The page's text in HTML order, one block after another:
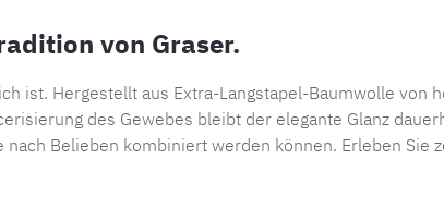
von Graser.
ist. Hergestellt aus Extra-Langstapel-Baumwolle von
des Gewebes bleibt der elegante Glanz
Belieben kombiniert werden können. Erleben Sie